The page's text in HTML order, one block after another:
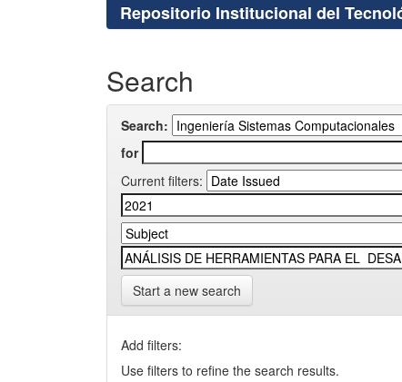
Repositorio Institucional del
Search
Search:
for
Current filters:
Start a new search
Add filters:
Use filters to refine the search results.